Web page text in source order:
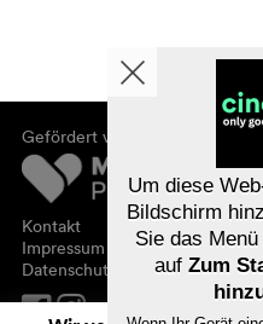
Gefördert von
Kontakt
Impressum
Datenschutz
Um diese
Bildschirm
Sie das
auf Zum